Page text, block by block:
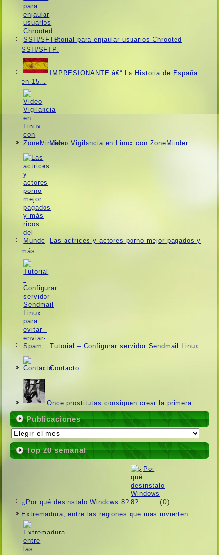
Tutorial para enjaular usuarios Chrooted
SSH/SFTP.
IMPRESIONANTE â€“ La Historia de España
en 15…
Video Vigilancia en Linux con ZoneMinder.
Las actrices y actores porno mejor pagados y
más…
Tutorial – Configurar servidor Sendmail Linux…
Contacto
Once prostitutas consiguen crear la primera…
Publicaciones
Publicaciones
Top 20 semanal
¿Por qué desinstalo Windows 8? (0)
Extremadura, entre las regiones que más invierten…